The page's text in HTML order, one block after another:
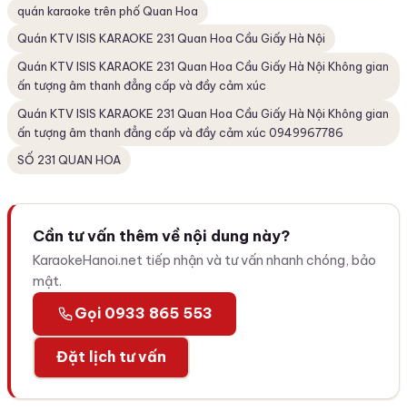
quán karaoke trên phố Quan Hoa
Quán KTV ISIS KARAOKE 231 Quan Hoa Cầu Giấy Hà Nội
Quán KTV ISIS KARAOKE 231 Quan Hoa Cầu Giấy Hà Nội Không gian
ấn tượng âm thanh đẳng cấp và đầy cảm xúc
Quán KTV ISIS KARAOKE 231 Quan Hoa Cầu Giấy Hà Nội Không gian
ấn tượng âm thanh đẳng cấp và đầy cảm xúc 0949967786
SỐ 231 QUAN HOA
Cần tư vấn thêm về nội dung này?
KaraokeHanoi.net tiếp nhận và tư vấn nhanh chóng, bảo
mật.
Gọi 0933 865 553
Đặt lịch tư vấn